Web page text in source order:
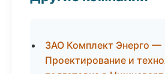
ЗАО Комплект Энерго —
Проектирование и